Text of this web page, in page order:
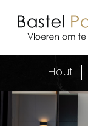
Ik wil
Hout